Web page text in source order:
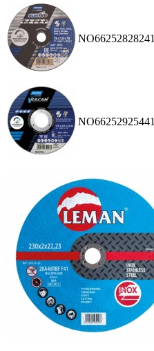
NO66252828241
NO66252925441